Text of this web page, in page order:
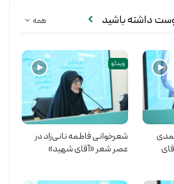
همه داشته باشید
ویدئو
شعرخوانی فاطمه نانی‌زاد در
عصر شعر «آقای شهید»